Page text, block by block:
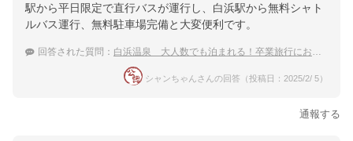
駅から平日限定で直行バスが運行し、白浜駅から無料シャト
ルバス運行、無料駐車場完備と大変便利です。
回答された質問： 白浜温泉 大人数でも泊まれる！卒業旅行におすすめの温泉宿
シャンちゃんさんの回答（投稿日：2025/2/ 5）
通報する